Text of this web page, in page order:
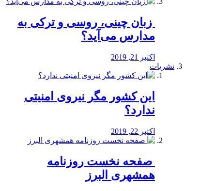
️ زبان چینی، روسی و ترکی به
مدارس می‌آید؟
اکتبر 21, 2019
نشریات
این کشور مگر نیروی امنیتی
ندارد؟
اکتبر 22, 2019
️ صفحه نخست روزنامه‌
همشهری البرز